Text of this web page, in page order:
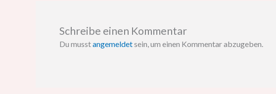
Schreibe einen Kommentar
Du musstangemeldetsein, um einen Kommentar abzugeben.